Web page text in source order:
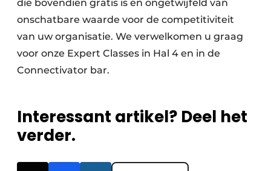
die bovendien gratis is en ongetwijfeld van
onschatbare waarde voor de competitiviteit
van uw organisatie. We verwelkomen u graag
voor onze Expert Classes in Hal 4 en in de
Connectivator bar.
Interessant artikel? Deel het
verder.